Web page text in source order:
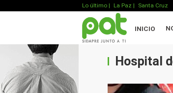
Lo último | La Paz | Santa Cruz
INICIO
Hospital